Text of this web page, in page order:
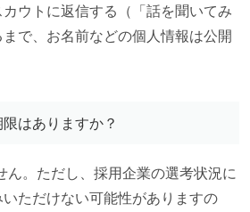
カウトに返信する（「話を聞いてみ
で、お名前などの個人情報は公開
はありますか？
ん。ただし、採用企業の選考状況に
ただけない可能性がありますの